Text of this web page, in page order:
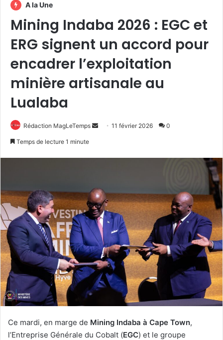
A la Une
Mining Indaba 2026 : EGC et
ERG signent un accord pour
encadrer l’exploitation
minière artisanale au
Lualaba
Rédaction MagLeTemps
Envoyer11 février 2026 0
Temps de lecture 1 minute
Ce mardi, en marge de Mining Indaba à Cape Town,
l’Entreprise Générale du Cobalt (EGC) et le groupe